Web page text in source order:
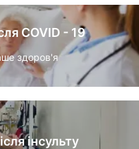
COVID - 19
здоров'я
інсульту